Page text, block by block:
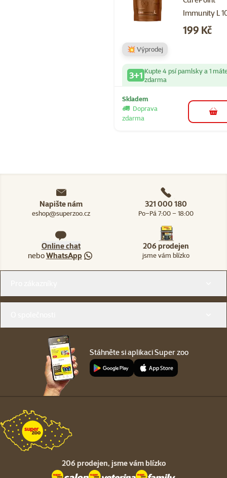
Immunity L
Cena
199 Kč
💥 Výprodej
3+1 Kupte 4 psí pamlsky a 1
zdarma
Skladem
Doprava
zdarma
do
Napište nám
eshop@superzoo.cz
321 000 180
Po–Pá 7:00 – 18:00
Online chat
neboWhatsApp
206 prodejen
jsme vám blízko
Stáhněte si aplikaci Super zoo
206 prodejen, jsme vám blízko